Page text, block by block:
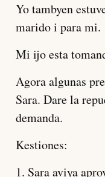
Yo tambyen
marido i para mi.
Mi ijo esta
Agora algunas
Sara. Dare la
demanda.
Kestiones:
1. Sara aviya